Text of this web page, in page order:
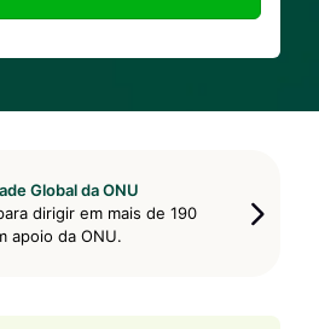
Global da ONU
dirigir em mais de 190
apoio da ONU.